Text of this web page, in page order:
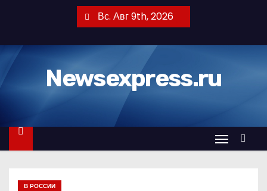
т
к
Вс. Авг 9th, 2026
Newsexpress.ru
В РОССИИ